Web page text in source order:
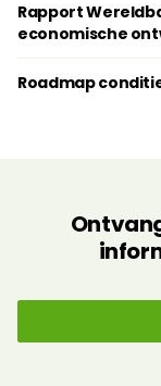
Rapport
economische
Roadmap